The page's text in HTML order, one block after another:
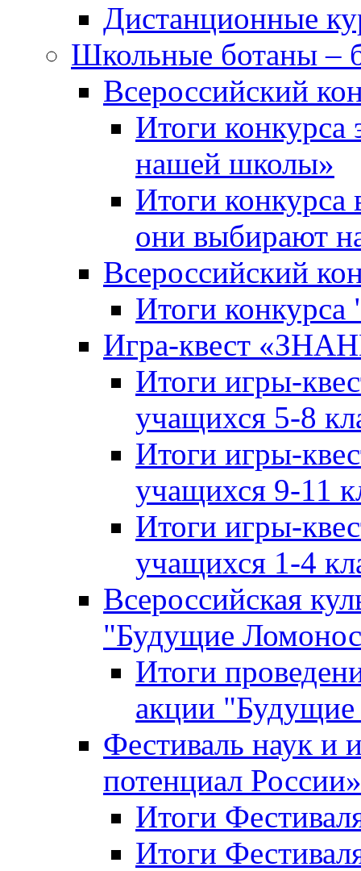
Дистанционные
Школьные ботаны –
Всероссийский
Итоги
нашей школы»
Итоги конкурса
они выбирают
Всероссийский
Итоги
Игра-квест
Итоги игры-
учащихся 5-8
Итоги игры-
учащихся 9-11
Итоги игры-
учащихся 1-4
Всероссийская
"Будущие
Итоги
акции
Фестиваль наук и
потенциал России»
Итоги
Итоги